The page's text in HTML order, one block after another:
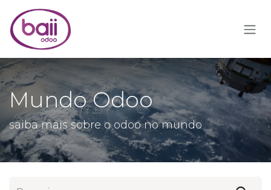
Pular para o conteúdo
Mundo Odoo
saiba mais sobre o odoo no mundo